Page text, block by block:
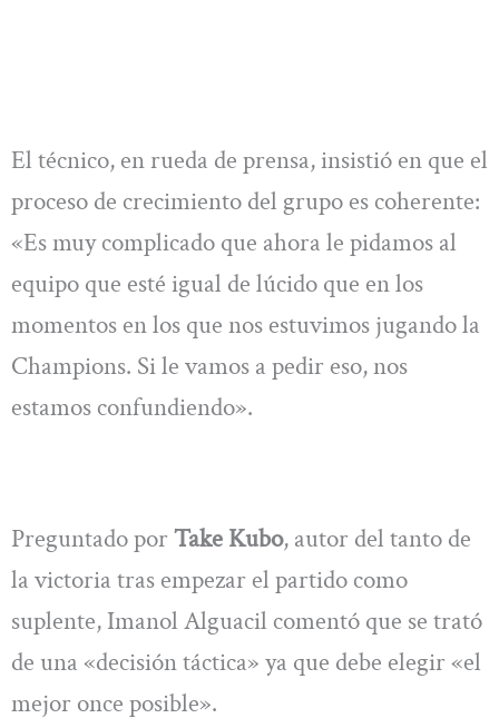
El técnico, en rueda de prensa, insistió en que el
proceso de crecimiento del grupo es coherente:
«Es muy complicado que ahora le pidamos al
equipo que esté igual de lúcido que en los
momentos en los que nos estuvimos jugando la
Champions. Si le vamos a pedir eso, nos
estamos confundiendo».
Preguntado porTake Kubo, autor del tanto de
la victoria tras empezar el partido como
suplente, Imanol Alguacil comentó que se trató
de una «decisión táctica» ya que debe elegir «el
mejor once posible».